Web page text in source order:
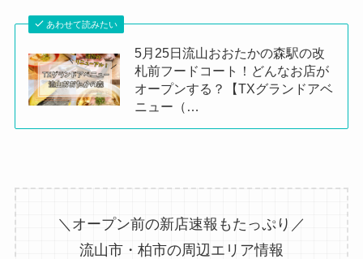
あわせて読みたい
5月25日流山おおたかの森駅の改
札前フードコート！どんなお店が
オープンする？【TXグランドアベ
ニュー（…
＼オープン前の新店速報もたっぷり／
流山市・柏市の周辺エリア情報